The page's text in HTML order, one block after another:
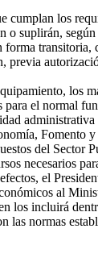
cumplan los
o suplirán,
forma transitoria,
previa
los
para el normal
Fomento
del Sector
necesarios
el
al
los incluirá
las normas